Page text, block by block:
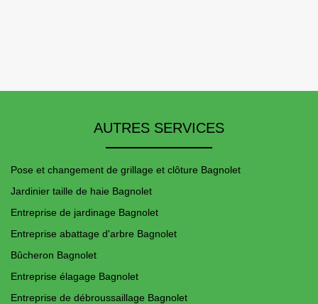
AUTRES SERVICES
Pose et changement de grillage et clôture Bagnolet
Jardinier taille de haie Bagnolet
Entreprise de jardinage Bagnolet
Entreprise abattage d'arbre Bagnolet
Bûcheron Bagnolet
Entreprise élagage Bagnolet
Entreprise de débroussaillage Bagnolet